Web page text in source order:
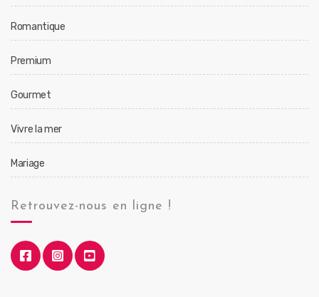
Romantique
Premium
Gourmet
Vivre la mer
Mariage
Retrouvez-nous en ligne !